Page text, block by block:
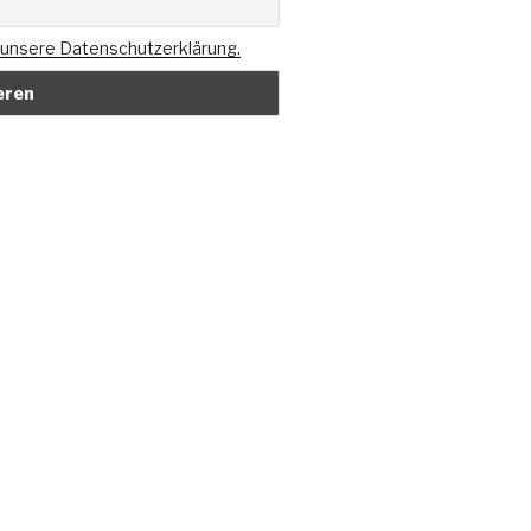
Datenschutzerklärung.